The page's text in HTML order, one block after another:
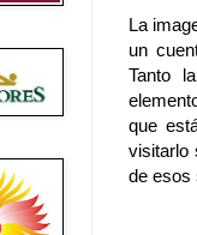
La
un
Tanto
que
visitarlo
de esos